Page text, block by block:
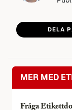
DELA
MER MED